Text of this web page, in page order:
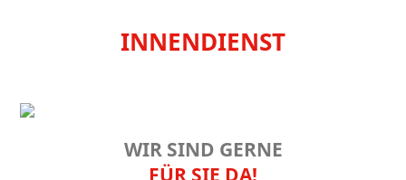
INNENDIENST
WIR SIND GERNE
FÜR SIE DA!